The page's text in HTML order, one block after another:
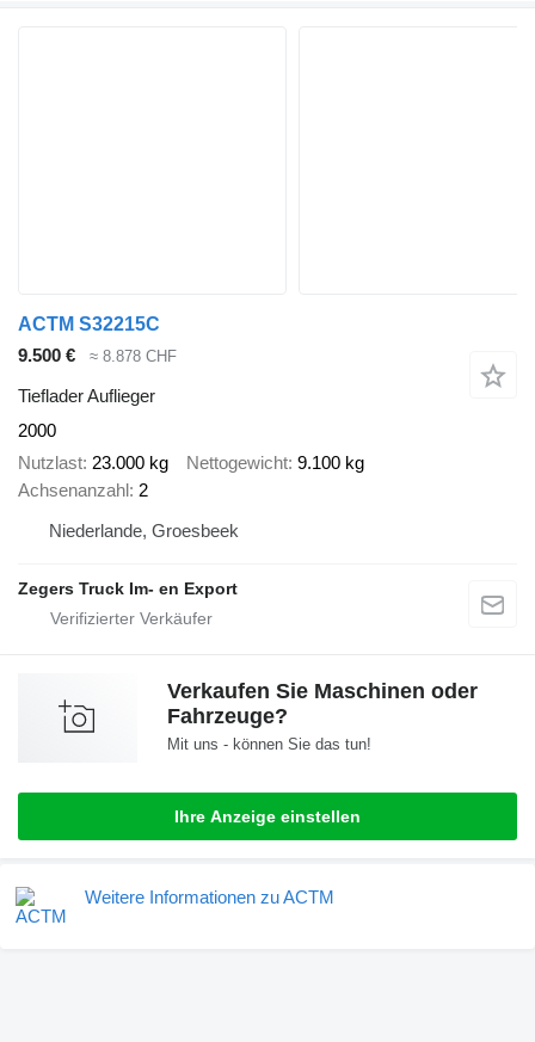
ACTM S32215C
9.500 €
≈ 8.878 CHF
Tieflader Auflieger
2000
Nutzlast 23.000 kg Nettogewicht 9.100 kg
Achsenanzahl 2
Niederlande, Groesbeek
Zegers Truck Im- en Export
Verkaufen Sie Maschinen oder
Fahrzeuge?
Mit uns - können Sie das tun!
Ihre Anzeige einstellen
Weitere Informationen zu ACTM